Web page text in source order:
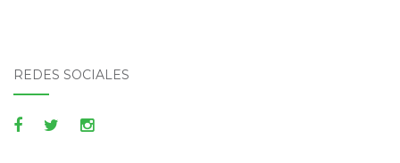
REDES SOCIALES